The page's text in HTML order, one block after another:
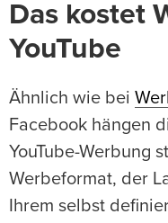
Das kostet
YouTube
Ähnlich wie bei
Facebook hängen
YouTube-Werbung
Werbeformat, der
Ihrem selbst